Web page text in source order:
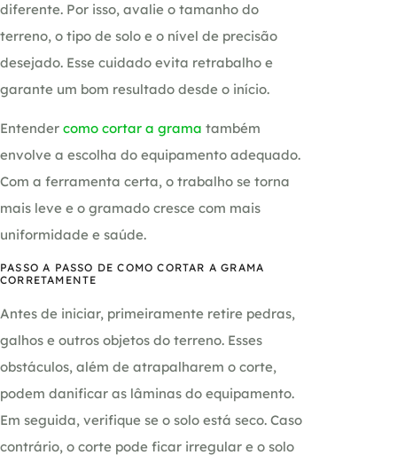
diferente. Por isso, avalie o tamanho do
terreno, o tipo de solo e o nível de precisão
desejado. Esse cuidado evita retrabalho e
garante um bom resultado desde o início.
Entender como cortar a grama também
envolve a escolha do equipamento adequado.
Com a ferramenta certa, o trabalho se torna
mais leve e o gramado cresce com mais
uniformidade e saúde.
PASSO A PASSO DE COMO CORTAR A GRAMA
CORRETAMENTE
Antes de iniciar, primeiramente retire pedras,
galhos e outros objetos do terreno. Esses
obstáculos, além de atrapalharem o corte,
podem danificar as lâminas do equipamento.
Em seguida, verifique se o solo está seco. Caso
contrário, o corte pode ficar irregular e o solo